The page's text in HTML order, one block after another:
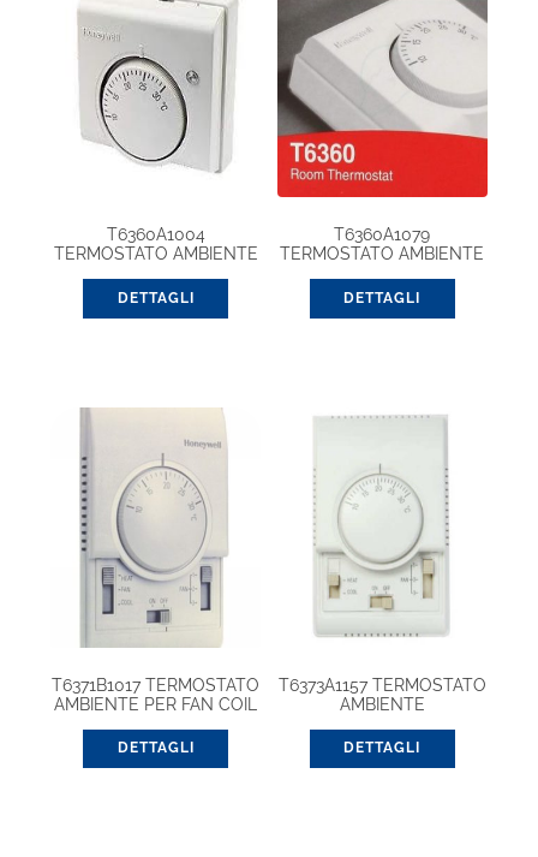
T6360A1004
TERMOSTATO AMBIENTE
DETTAGLI
T6360A1079
TERMOSTATO AMBIENTE
DETTAGLI
T6371B1017 TERMOSTATO
AMBIENTE PER FAN COIL
DETTAGLI
T6373A1157 TERMOSTATO
AMBIENTE
On-Off 230V/50Hz
DETTAGLI